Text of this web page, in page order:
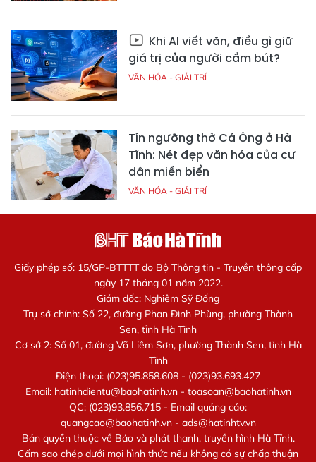
Khi AI viết văn, điều gì giữ
giá trị của người cầm bút?
VĂN HÓA - GIẢI TRÍ
Tín ngưỡng thờ Cá Ông ở Hà
Tĩnh: Nét đẹp văn hóa của cư
dân miền biển
VĂN HÓA - GIẢI TRÍ
Giấy phép số: 15/GP-BTTTT do Bộ Thông tin - Truyền thông cấp
ngày 17 tháng 01 năm 2022.
Giám đốc: Nghiêm Sỹ Đống
Trụ sở chính: Số 22, đường Phan Đình Phùng, phường Thành
Sen, tỉnh Hà Tĩnh
Cơ sở 2: Số 01, đường Võ Liêm Sơn, phường Thành Sen, tỉnh Hà
Tĩnh
Điện thoại: (023)95.858.608 - (023)93.693.427
Email: hatinhdientu@baohatinh.vn- toasoan@baohatinh.vn
QC: (023)93.856.715 - Email quảng cáo:
quangcao@baohatinh.vn- ads@hatinhtv.vn
Bản quyền thuộc về Báo và phát thanh, truyền hình Hà Tĩnh.
Cấm sao chép dưới mọi hình thức nếu không có sự chấp thuận